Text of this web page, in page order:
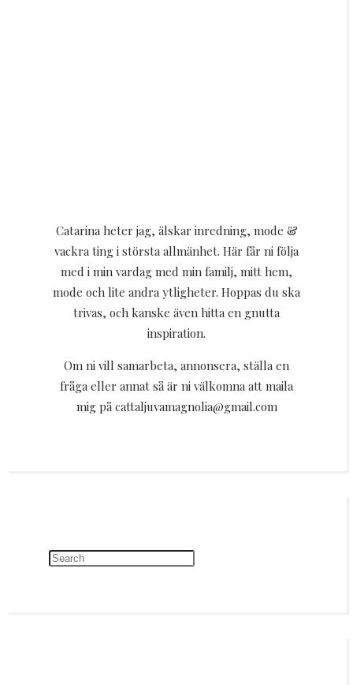
Catarina heter jag, älskar inredning, mode &
vackra ting i största allmänhet. Här får ni följa
med i min vardag med min familj, mitt hem,
mode och lite andra ytligheter. Hoppas du ska
trivas, och kanske även hitta en gnutta
inspiration.
Om ni vill samarbeta, annonsera, ställa en
fråga eller annat så är ni välkomna att maila
mig på cattaljuvamagnolia@gmail.com